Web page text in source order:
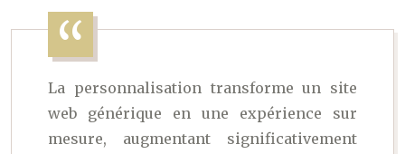
La personnalisation transforme un site
web générique en une expérience sur
mesure, augmentant significativement